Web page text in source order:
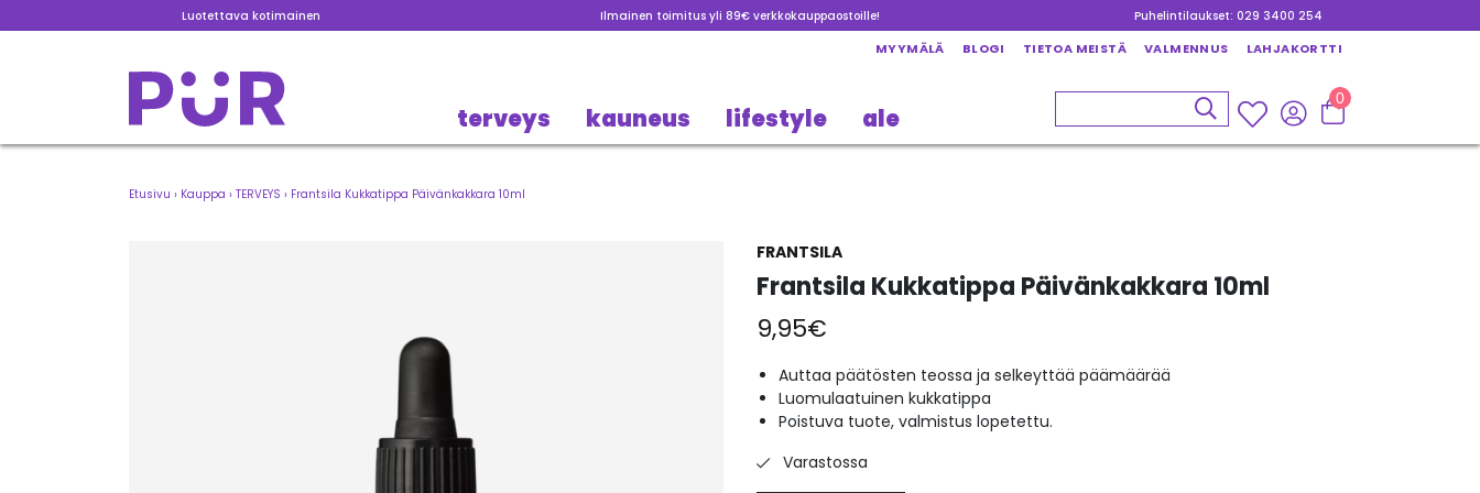
Luotettava kotimainen Ilmainen toimitus yli 89€ verkkokauppaostoille! Puhelintilaukset: 029 3400 254
MYYMÄLÄ BLOGI TIETOA MEISTÄ VALMENNUS LAHJAKORTTI
terveys kauneus lifestyle ale
0
Etusivu › Kauppa › TERVEYS › Frantsila Kukkatippa Päivänkakkara 10ml
FRANTSILA
Frantsila Kukkatippa Päivänkakkara 10ml
9,95€
Auttaa päätösten teossa ja selkeyttää päämäärää
Luomulaatuinen kukkatippa
Poistuva tuote, valmistus lopetettu.
Varastossa